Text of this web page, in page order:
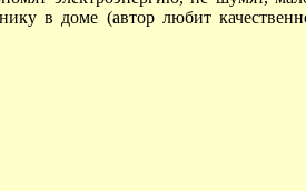
в доме (автор любит